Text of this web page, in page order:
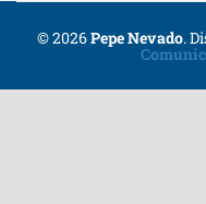
© 2026Pepe Nevado.